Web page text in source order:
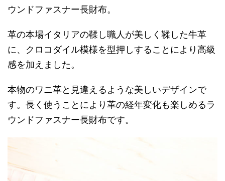
ウンドファスナー長財布。
革の本場イタリアの鞣し職人が美しく鞣した牛革
に、クロコダイル模様を型押しすることにより高級
感を加えました。
本物のワニ革と見違えるような美しいデザインで
す。長く使うことにより革の経年変化も楽しめるラ
ウンドファスナー長財布です。